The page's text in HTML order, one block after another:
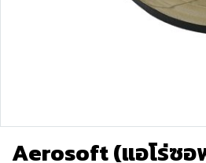
Aerosoft (แอโร่ซอ